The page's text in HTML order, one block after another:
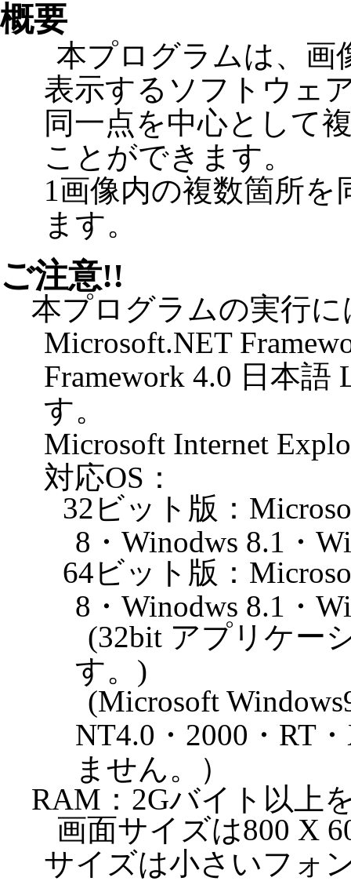
概要
本プログラムは、画
表示するソフトウェ
同一点を中心として
ことができます。
1画像内の複数箇所
ます。
ご注意!!
本プログラムの実行に
Microsoft.NET
Framework 4.0 日本語
す。
Microsoft Internet
対応OS：
32ビット版：
8・Winodws 8.1・
64ビット版：
8・Winodws 8.1・
(32bit アプリケー
す。)
(Microsoft
NT4.0・2000・RT
ません。）
RAM：2Gバイト以上
画面サイズは800 X
サイズは小さいフォ